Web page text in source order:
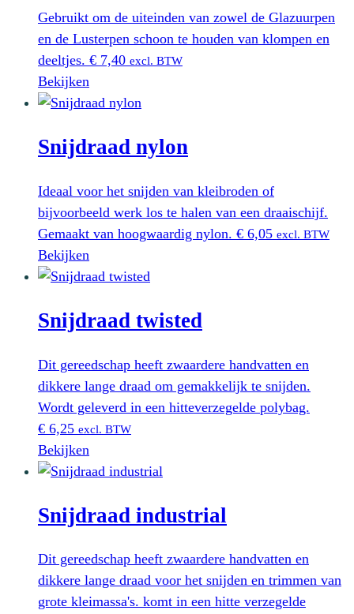
Gebruikt om de uiteinden van zowel de Glazuurpen
en de Lusterpen schoon te houden van klompen en
deeltjes. € 7,40 excl. BTW
Bekijken
Snijdraad nylon
Ideaal voor het snijden van kleibroden of
bijvoorbeeld werk los te halen van een draaischijf.
Gemaakt van hoogwaardig nylon. € 6,05 excl. BTW
Bekijken
Snijdraad twisted
Dit gereedschap heeft zwaardere handvatten en
dikkere lange draad om gemakkelijk te snijden.
Wordt geleverd in een hitteverzegelde polybag.
€ 6,25 excl. BTW
Bekijken
Snijdraad industrial
Dit gereedschap heeft zwaardere handvatten en
dikkere lange draad voor het snijden en trimmen van
grote kleimassa's. komt in een hitte verzegelde